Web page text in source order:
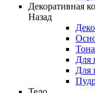
Декоративная
Назад
Для
Для